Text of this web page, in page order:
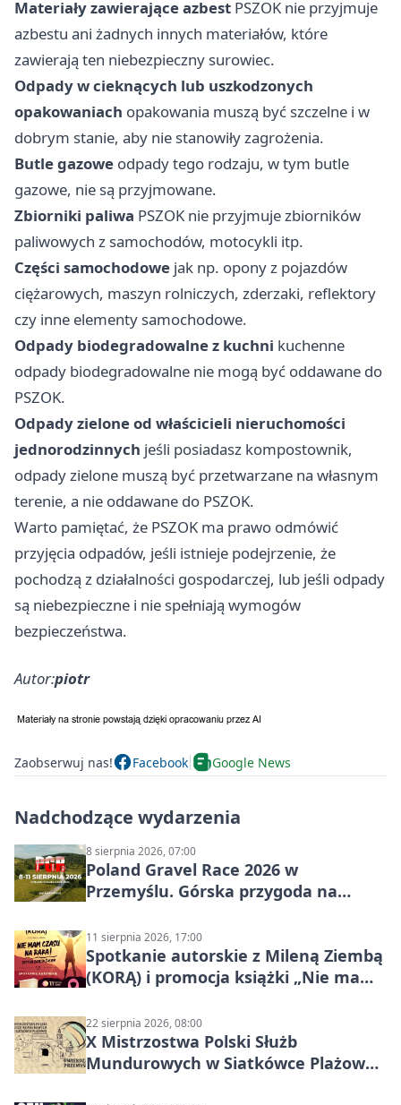
Materiały zawierające azbest PSZOK nie przyjmuje
azbestu ani żadnych innych materiałów, które
zawierają ten niebezpieczny surowiec.
Odpady w cieknących lub uszkodzonych
opakowaniach opakowania muszą być szczelne i w
dobrym stanie, aby nie stanowiły zagrożenia.
Butle gazowe odpady tego rodzaju, w tym butle
gazowe, nie są przyjmowane.
Zbiorniki paliwa PSZOK nie przyjmuje zbiorników
paliwowych z samochodów, motocykli itp.
Części samochodowe jak np. opony z pojazdów
ciężarowych, maszyn rolniczych, zderzaki, reflektory
czy inne elementy samochodowe.
Odpady biodegradowalne z kuchni kuchenne
odpady biodegradowalne nie mogą być oddawane do
PSZOK.
Odpady zielone od właścicieli nieruchomości
jednorodzinnych jeśli posiadasz kompostownik,
odpady zielone muszą być przetwarzane na własnym
terenie, a nie oddawane do PSZOK.
Warto pamiętać, że PSZOK ma prawo odmówić
przyjęcia odpadów, jeśli istnieje podejrzenie, że
pochodzą z działalności gospodarczej, lub jeśli odpady
są niebezpieczne i nie spełniają wymogów
bezpieczeństwa.
Autor:piotr
Zaobserwuj nas! Facebook Google News
Nadchodzące wydarzenia
8 sierpnia 2026, 07:00
Poland Gravel Race 2026 w
Przemyślu. Górska przygoda na
11 sierpnia 2026, 17:00
Spotkanie autorskie z Mileną Ziembą
(KORĄ) i promocja książki „Nie mam
22 sierpnia 2026, 08:00
X Mistrzostwa Polski Służb
Mundurowych w Siatkówce Plażowej